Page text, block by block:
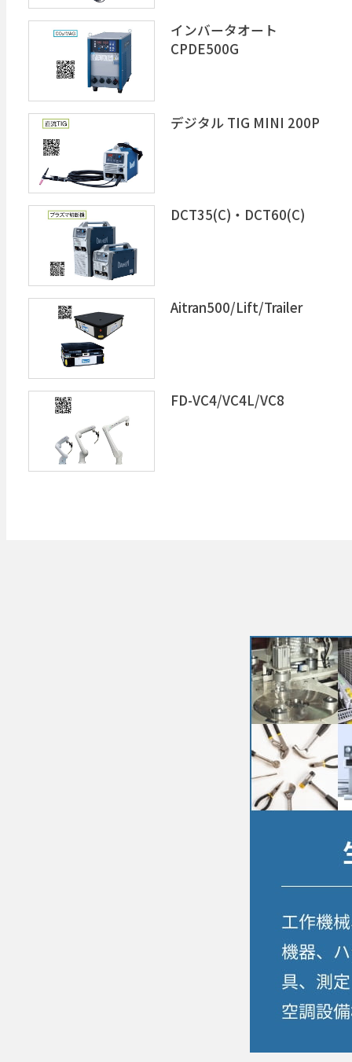
インバータオート
CPDE500G
デジタル TIG MINI 200P
DCT35(C)・DCT60(C)
Aitran500/Lift/Trailer
FD-VC4/VC4L/VC8